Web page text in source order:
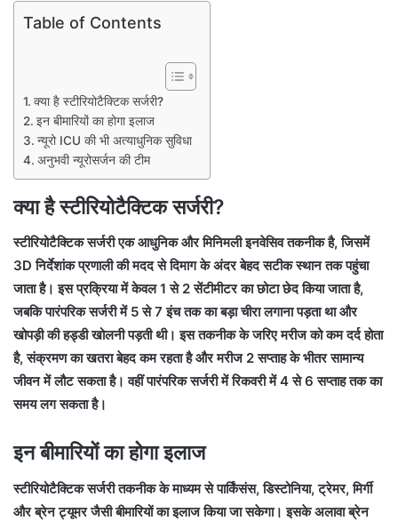
Table of Contents
क्या है स्टीरियोटैक्टिक सर्जरी?
इन बीमारियों का होगा इलाज
न्यूरो ICU की भी अत्याधुनिक सुविधा
अनुभवी न्यूरोसर्जन की टीम
क्या है स्टीरियोटैक्टिक सर्जरी?
स्टीरियोटैक्टिक सर्जरी एक आधुनिक और मिनिमली इनवेसिव तकनीक है, जिसमें
3D निर्देशांक प्रणाली की मदद से दिमाग के अंदर बेहद सटीक स्थान तक पहुंचा
जाता है। इस प्रक्रिया में केवल 1 से 2 सेंटीमीटर का छोटा छेद किया जाता है,
जबकि पारंपरिक सर्जरी में 5 से 7 इंच तक का बड़ा चीरा लगाना पड़ता था और
खोपड़ी की हड्डी खोलनी पड़ती थी। इस तकनीक के जरिए मरीज को कम दर्द होता
है, संक्रमण का खतरा बेहद कम रहता है और मरीज 2 सप्ताह के भीतर सामान्य
जीवन में लौट सकता है। वहीं पारंपरिक सर्जरी में रिकवरी में 4 से 6 सप्ताह तक का
समय लग सकता है।
इन बीमारियों का होगा इलाज
स्टीरियोटैक्टिक सर्जरी तकनीक के माध्यम से पार्किंसंस, डिस्टोनिया, ट्रेमर, मिर्गी
और ब्रेन ट्यूमर जैसी बीमारियों का इलाज किया जा सकेगा। इसके अलावा ब्रेन